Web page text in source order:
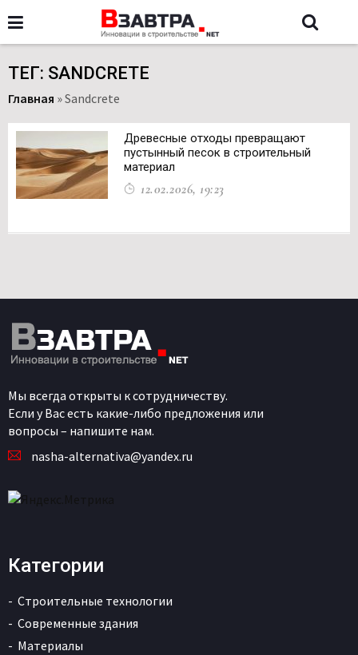
ТЕГ: SANDCRETE
Главная »Sandcrete
Древесные отходы превращают
пустынный песок в строительный
материал
12.02.2026, 19:23
Мы всегда открыты к сотрудничеству.
Если у Вас есть какие-либо предложения или
вопросы – напишите нам.
nasha-alternativa@yandex.ru
Категории
Строительные технологии
Современные здания
Материалы